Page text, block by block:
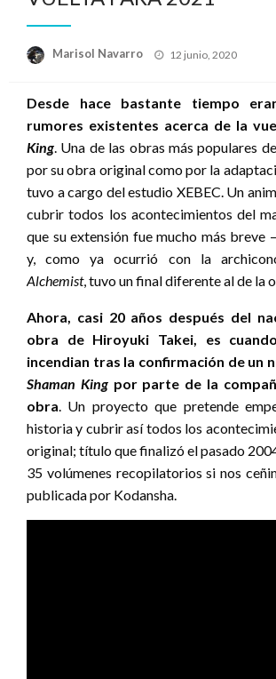
Marisol Navarro
Publicado
12 junio, 2020
Desde hace bastante tiempo
rumores existentes acerca de la
King. Una de las obras más populares
por su obra original como por la
tuvo a cargo del estudio XEBEC. Un
cubrir todos los acontecimientos del
que su extensión fue mucho más
y, como ya ocurrió con la
Alchemist, tuvo un final diferente al de la
Ahora, casi 20 años después del
obra de Hiroyuki Takei, es
incendian tras la confirmación de un
Shaman Kingpor parte de la
obra. Un proyecto que pretende
historia y cubrir así todos los
original; título que finalizó el pasado
35 volúmenes recopilatorios si nos
publicada por Kodansha.